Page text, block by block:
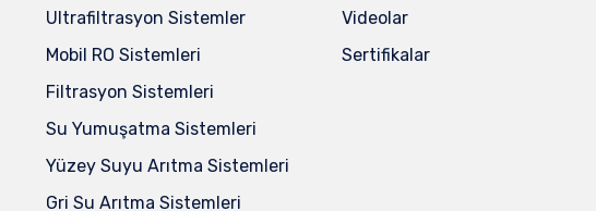
Ultrafiltrasyon Sistemler
Mobil RO Sistemleri
Filtrasyon Sistemleri
Su Yumuşatma Sistemleri
Yüzey Suyu Arıtma Sistemleri
Gri Su Arıtma Sistemleri
Videolar
Sertifikalar